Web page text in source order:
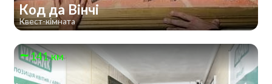
Код да Вінчі
Квест-кімната
141 км